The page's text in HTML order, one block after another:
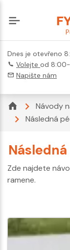
Dnes je otevřeno
Volejte od
Napište nám
Návody
Následná
Zde najdete
ramene.